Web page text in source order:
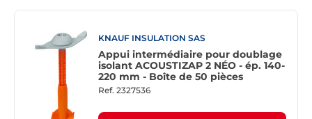
KNAUF INSULATION SAS
Appui intermédiaire pour doublage
isolant ACOUSTIZAP 2 NÉO - ép. 140-
220 mm - Boîte de 50 pièces
Ref. 2327536